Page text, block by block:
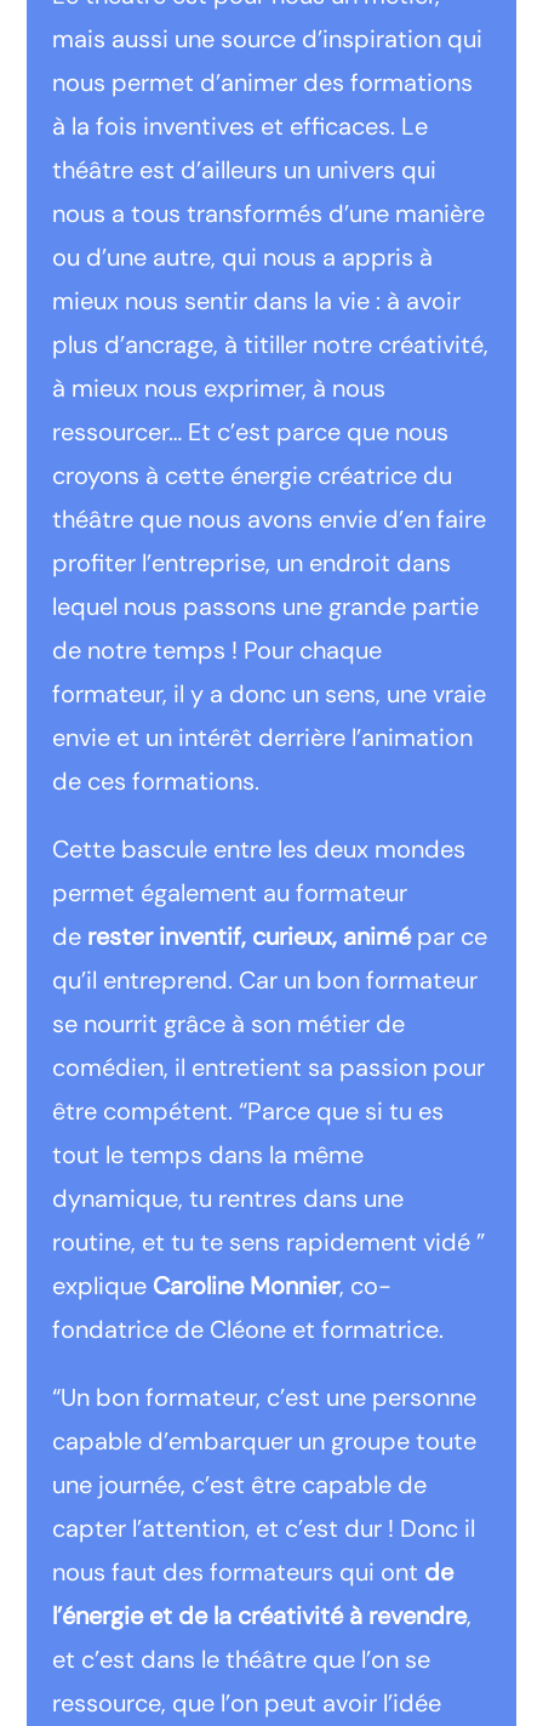
mais aussi une source d’inspiration qui
nous permet d’animer des formations
à la fois inventives et efficaces. Le
théâtre est d’ailleurs un univers qui
nous a tous transformés d’une manière
ou d’une autre, qui nous a appris à
mieux nous sentir dans la vie : à avoir
plus d’ancrage, à titiller notre créativité,
à mieux nous exprimer, à nous
ressourcer… Et c’est parce que nous
croyons à cette énergie créatrice du
théâtre que nous avons envie d’en faire
profiter l’entreprise, un endroit dans
lequel nous passons une grande partie
de notre temps ! Pour chaque
formateur, il y a donc un sens, une vraie
envie et un intérêt derrière l’animation
de ces formations.
Cette bascule entre les deux mondes
permet également au formateur
de rester inventif, curieux, animé par ce
qu’il entreprend. Car un bon formateur
se nourrit grâce à son métier de
comédien, il entretient sa passion pour
être compétent. “Parce que si tu es
tout le temps dans la même
dynamique, tu rentres dans une
routine, et tu te sens rapidement vidé ”
explique Caroline Monnier, co-
fondatrice de Cléone et formatrice.
“Un bon formateur, c’est une personne
capable d’embarquer un groupe toute
une journée, c’est être capable de
capter l’attention, et c’est dur ! Donc il
nous faut des formateurs qui ont de
l’énergie et de la créativité à revendre,
et c’est dans le théâtre que l’on se
ressource, que l’on peut avoir l’idée